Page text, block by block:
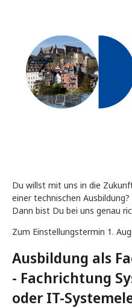
Du willst mit uns in die
einer technischen Ausbildung?
Dann bist Du bei uns genau
Zum Einstellungstermin 1.
Ausbildung als
- Fachrichtung
oder IT-